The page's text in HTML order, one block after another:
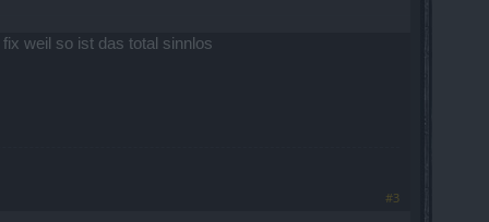
weil so ist das total sinnlos
#3